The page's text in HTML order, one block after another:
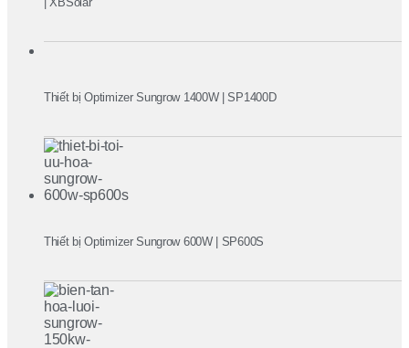
Thiết bị Optimizer Sungrow 1400W | SP1400D
Thiết bị Optimizer Sungrow 600W | SP600S